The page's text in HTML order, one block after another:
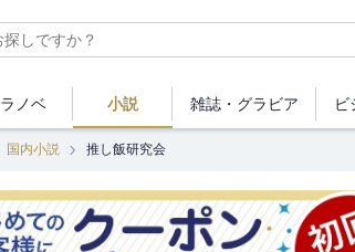
ラノベ 小説 雑誌・ グラビア ビ
国内小説 推し飯研究会